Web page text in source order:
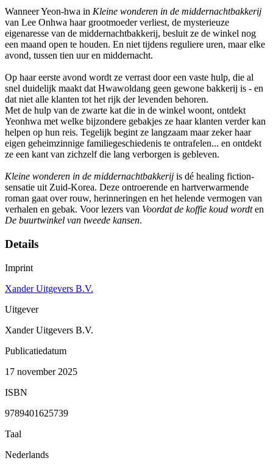
Wanneer Yeon-hwa in Kleine wonderen in de middernachtbakkerij
van Lee Onhwa haar grootmoeder verliest, de mysterieuze
eigenaresse van de middernachtbakkerij, besluit ze de winkel nog
een maand open te houden. En niet tijdens reguliere uren, maar elke
avond, tussen tien uur en middernacht.
Op haar eerste avond wordt ze verrast door een vaste hulp, die al
snel duidelijk maakt dat Hwawoldang geen gewone bakkerij is - en
dat niet alle klanten tot het rijk der levenden behoren.
Met de hulp van de zwarte kat die in de winkel woont, ontdekt
Yeonhwa met welke bijzondere gebakjes ze haar klanten verder kan
helpen op hun reis. Tegelijk begint ze langzaam maar zeker haar
eigen geheimzinnige familiegeschiedenis te ontrafelen... en ontdekt
ze een kant van zichzelf die lang verborgen is gebleven.
Kleine wonderen in de middernachtbakkerij is dé healing fiction-
sensatie uit Zuid-Korea. Deze ontroerende en hartverwarmende
roman gaat over rouw, herinneringen en het helende vermogen van
verhalen en gebak. Voor lezers van Voordat de koffie koud wordten
De buurtwinkel van tweede kansen.
Details
Imprint
Xander Uitgevers B.V.
Uitgever
Xander Uitgevers B.V.
Publicatiedatum
17 november 2025
ISBN
9789401625739
Taal
Nederlands